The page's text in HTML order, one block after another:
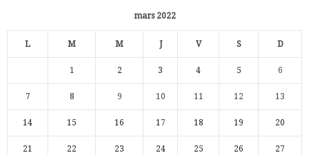
mars 2022
L M M J V S D
1 2 3 4 5 6
7 8 9 10 11 12 13
14 15 16 17 18 19 20
21 22 23 24 25 26 27